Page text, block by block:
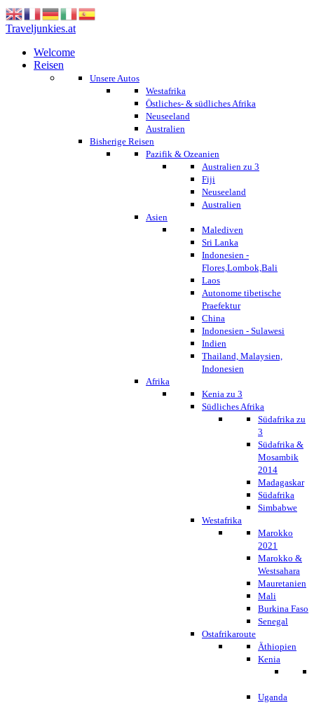
Traveljunkies.at
Welcome
Reisen
Unsere Autos
Westafrika
Östliches- & südliches Afrika
Neuseeland
Australien
Bisherige Reisen
Pazifik & Ozeanien
Australien zu 3
Fiji
Neuseeland
Australien
Asien
Malediven
Sri Lanka
Indonesien -
Flores,Lombok,Bali
Laos
Autonome tibetische
Praefektur
China
Indonesien - Sulawesi
Indien
Thailand, Malaysien,
Indonesien
Afrika
Kenia zu 3
Südliches Afrika
Südafrika zu
3
Südafrika &
Mosambik
2014
Madagaskar
Südafrika
Simbabwe
Westafrika
Marokko
2021
Marokko &
Westsahara
Mauretanien
Mali
Burkina Faso
Senegal
Ostafrikaroute
Äthiopien
Kenia
Uganda